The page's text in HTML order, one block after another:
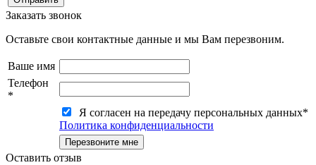
Заказать звонок
Оставьте свои контактные данные и мы Вам перезвоним.
Ваше имя
Телефон
*
Я согласен на передачу персональных данных*
Политика конфиденциальности
Оставить отзыв